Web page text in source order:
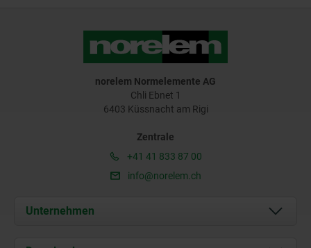
norelem Normelemente AG
Chli Ebnet 1
6403 Küssnacht am Rigi
Zentrale
+41 41 833 87 00
info@norelem.ch
Unternehmen